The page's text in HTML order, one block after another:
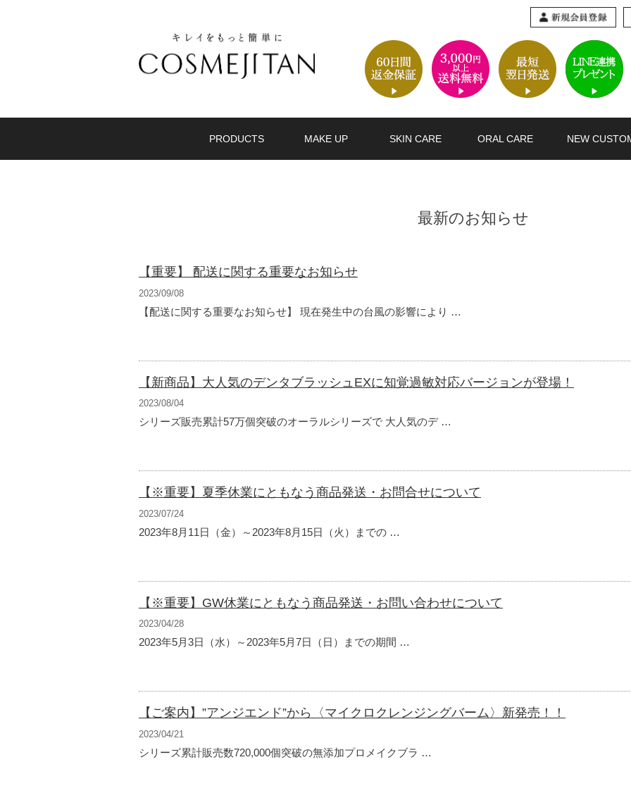
PRODUCTS MAKE UP SKIN CARE ORAL CARE NEW
最新のお知らせ
【重要】 配送に関する重要なお知らせ
2023/09/08
【配送に関する重要なお知らせ】 現在発生中の台風の影響により …
【新商品】大人気のデンタブラッシュEXに知覚過敏対応バージョンが登場！
2023/08/04
シリーズ販売累計57万個突破のオーラルシリーズで 大人気のデ …
【※重要】夏季休業にともなう商品発送・お問合せについて
2023/07/24
2023年8月11日（金）～2023年8月15日（火）までの …
【※重要】GW休業にともなう商品発送・お問い合わせについて
2023/04/28
2023年5月3日（水）～2023年5月7日（日）までの期間 …
【ご案内】”アンジエンド”から〈マイクロクレンジングバーム〉新発売！！
2023/04/21
シリーズ累計販売数720,000個突破の無添加プロメイクブラ …